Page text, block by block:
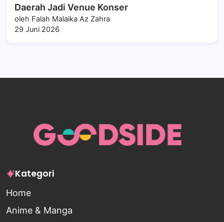
Daerah Jadi Venue Konser
oleh Falah Malaika Az Zahra
29 Juni 2026
Kategori
Home
Anime & Manga